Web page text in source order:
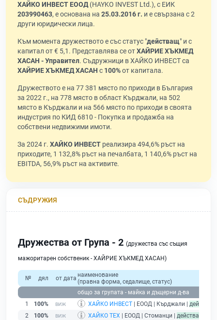
ХАЙКО ИНВЕСТ ЕООД(HAYKO INVEST Ltd.), с ЕИК
203990463, е основана на 25.03.2016 г. и е свързана с 2
други юридически лица.
Към момента дружеството е със статус "действащ" и с
капитал от € 5,1. Представлява се отХАЙРИЕ ХЪКМЕД
ХАСАН - Управител. Съдружници в ХАЙКО ИНВЕСТ са
ХАЙРИЕ ХЪКМЕД ХАСАН с 100%от капитала.
Дружеството е на 77 381 място по приходи в България
за 2022 г., на 778 място в област Кърджали, на 502
място в Кърджали и на 566 място по приходи в своята
индустрия по КИД 6810 - Покупка и продажба на
собствени недвижими имоти.
За 2024 г. ХАЙКО ИНВЕСТ реализира 494,6% ръст на
приходите, 1 132,8% ръст на печалбата, 1 140,6% ръст на
EBITDA, 56,9% ръст на активите.
СЪДРУЖИЯ
Дружества от Група - 2 (дружества със същия
мажоритарен собственик - ХАЙРИЕ ХЪКМЕД ХАСАН)
№ дял от дата наименование
(правна форма, седалище, статус)
общо за групата - майка и дъщерни д-ва
1
100% ХАЙКО ИНВЕСТ | ЕООД | Кърджали | действащ
2
100% ХАЙКО ТЕХ | ЕООД | Стоманци | действащ